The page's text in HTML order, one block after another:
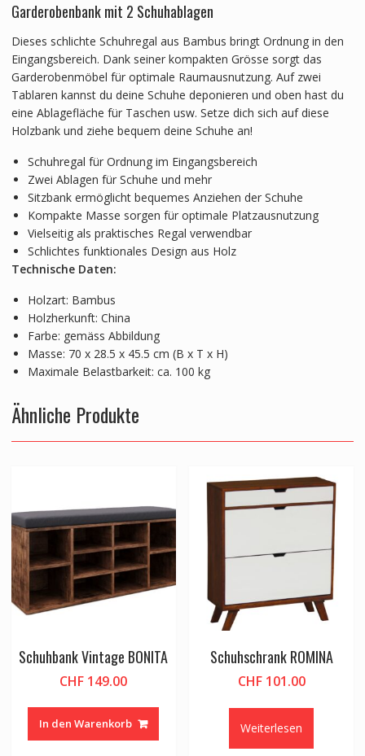
Garderobenbank mit 2 Schuhablagen
Dieses schlichte Schuhregal aus Bambus bringt Ordnung in den
Eingangsbereich. Dank seiner kompakten Grösse sorgt das
Garderobenmöbel für optimale Raumausnutzung. Auf zwei
Tablaren kannst du deine Schuhe deponieren und oben hast du
eine Ablagefläche für Taschen usw. Setze dich sich auf diese
Holzbank und ziehe bequem deine Schuhe an!
Schuhregal für Ordnung im Eingangsbereich
Zwei Ablagen für Schuhe und mehr
Sitzbank ermöglicht bequemes Anziehen der Schuhe
Kompakte Masse sorgen für optimale Platzausnutzung
Vielseitig als praktisches Regal verwendbar
Schlichtes funktionales Design aus Holz
Technische Daten:
Holzart: Bambus
Holzherkunft: China
Farbe: gemäss Abbildung
Masse: 70 x 28.5 x 45.5 cm (B x T x H)
Maximale Belastbarkeit: ca. 100 kg
Ähnliche Produkte
Schuhbank Vintage BONITA
CHF 149.00
In den Warenkorb
Schuhschrank ROMINA
CHF101.00
Weiterlesen